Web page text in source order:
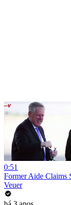
0:51
Former Aide Claims
Veuer